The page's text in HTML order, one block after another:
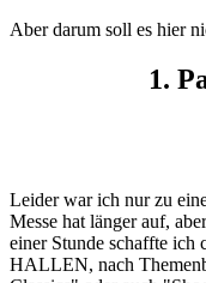
Aber darum soll es hier
1.
Leider war ich nur zu
Messe hat länger auf,
einer Stunde schaffte ich
HALLEN, nach